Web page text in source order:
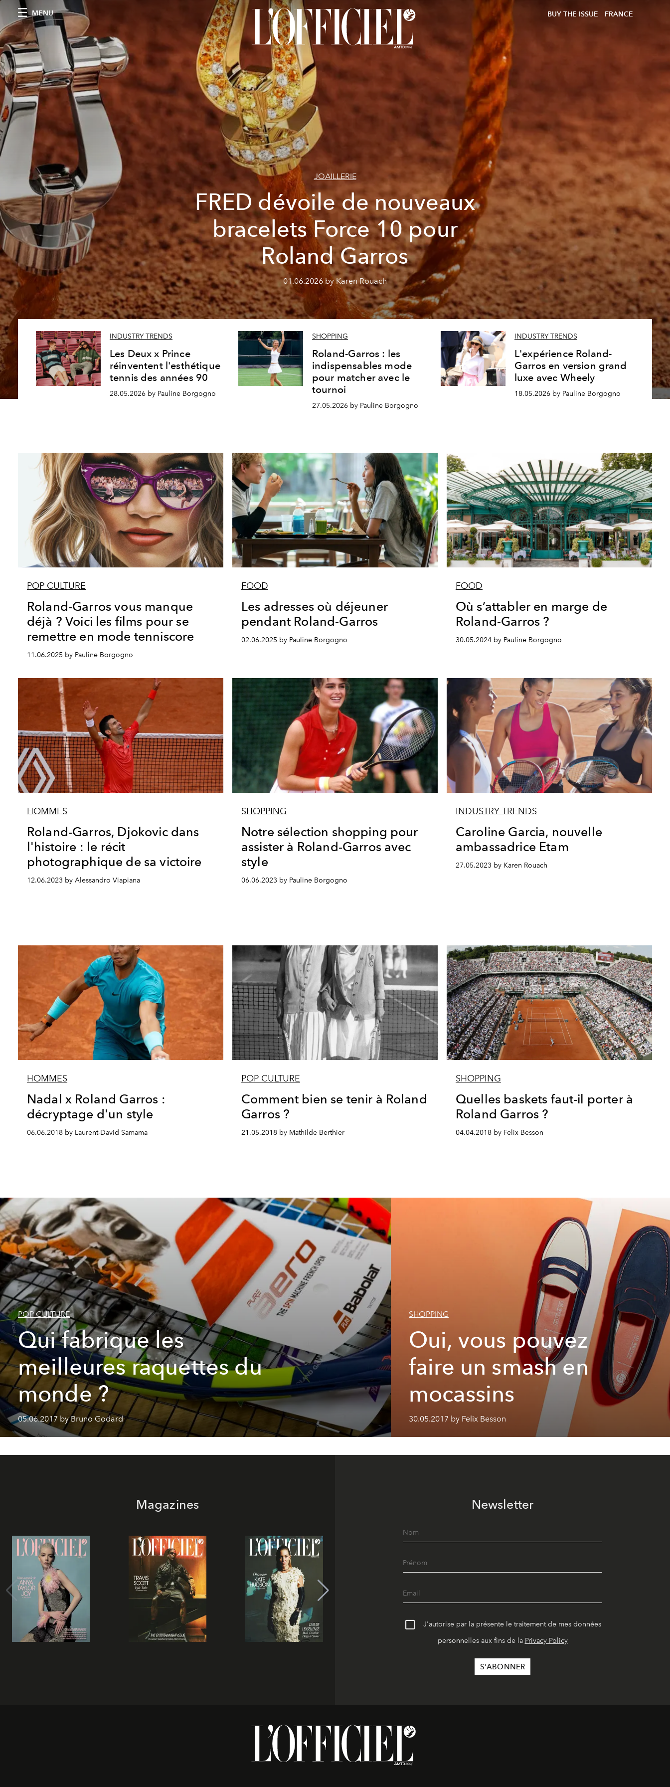
MENU BUY THE ISSUE FRANCE
JOAILLERIE
FRED dévoile de nouveaux
bracelets Force 10 pour
Roland Garros
01.06.2026 by Karen Rouach
INDUSTRY TRENDS
Les Deux x Prince
réinventent l'esthétique
tennis des années 90
28.05.2026 by Pauline Borgogno
SHOPPING
Roland-Garros : les
indispensables mode
pour matcher avec le
tournoi
27.05.2026 by Pauline Borgogno
INDUSTRY TRENDS
L'expérience Roland-
Garros en version grand
luxe avec Wheely
18.05.2026 by Pauline Borgogno
POP CULTURE
Roland-Garros vous manque
déjà ? Voici les films pour se
remettre en mode tenniscore
11.06.2025 by Pauline Borgogno
FOOD
Les adresses où déjeuner
pendant Roland-Garros
02.06.2025 by Pauline Borgogno
FOOD
Où s’attabler en marge de
Roland-Garros ?
30.05.2024 by Pauline Borgogno
HOMMES
Roland-Garros, Djokovic dans
l'histoire : le récit
photographique de sa victoire
12.06.2023 by Alessandro Viapiana
SHOPPING
Notre sélection shopping pour
assister à Roland-Garros avec
style
06.06.2023 by Pauline Borgogno
INDUSTRY TRENDS
Caroline Garcia, nouvelle
ambassadrice Etam
27.05.2023 by Karen Rouach
HOMMES
Nadal x Roland Garros :
décryptage d'un style
06.06.2018 by Laurent-David Samama
POP CULTURE
Comment bien se tenir à Roland
Garros ?
21.05.2018 by Mathilde Berthier
SHOPPING
Quelles baskets faut-il porter à
Roland Garros ?
04.04.2018 by Felix Besson
POP CULTURE
Qui fabrique les
meilleures raquettes du
monde ?
05.06.2017 by Bruno Godard
SHOPPING
Oui, vous pouvez
faire un smash en
mocassins
30.05.2017 by Felix Besson
Magazines Newsletter
J'autorise par la présente le traitement de mes données
personnelles aux fins de la Privacy Policy